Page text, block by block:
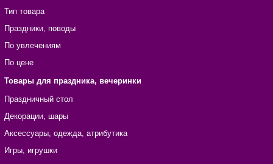
Тип товара
Праздники, поводы
По увлечениям
По цене
Товары для праздника, вечеринки
Праздничный стол
Декорации, шары
Аксессуары, одежда, атрибутика
Игры, игрушки